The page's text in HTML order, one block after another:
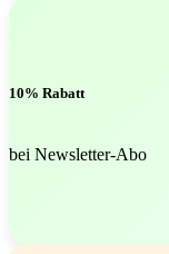
10% Rabatt
bei Newsletter-Abo